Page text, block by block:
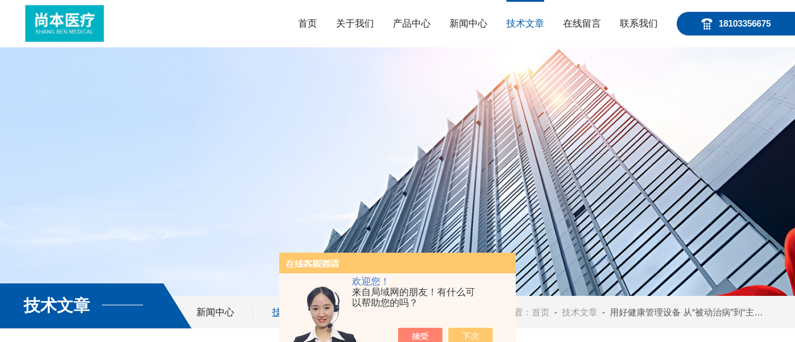
欢迎您！
来自局域网的朋友！有什么可
以帮助您的吗？
18103356675
首页 关于我们 产品中心 新闻中心 技术文章 在线留言 联系我们
技术文章 新闻中心 技术文章 当前位置：首页 -技术文章 - 用好健康管理设备 从“被动治病”到“主动健康”